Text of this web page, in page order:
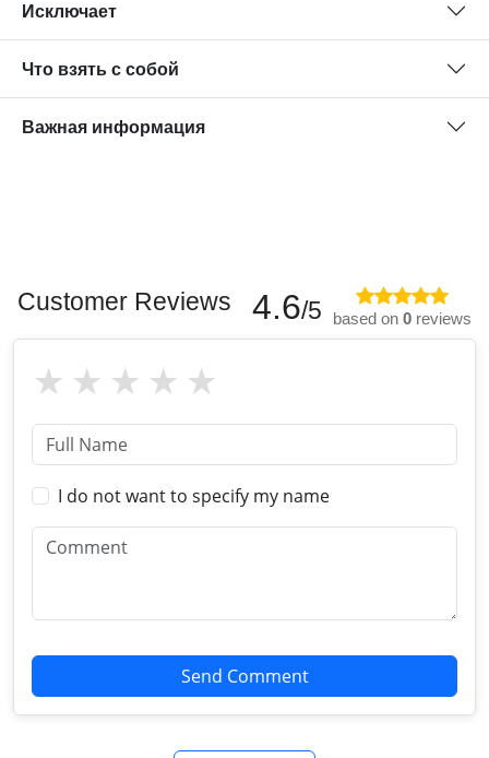
Исключает
Что взять с собой
Важная информация
Customer Reviews 4.6/5 based on 0 reviews
I do not want to specify my name
Send Comment